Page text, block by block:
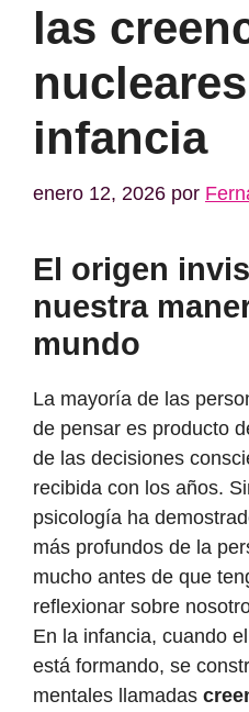
las
infancia
enero 12, 2026 por
El origen
nuestra
mundo
La mayoría de las
de pensar es producto
de las decisiones
recibida con los años.
psicología ha
más profundos de la
mucho antes de que
reflexionar sobre
En la infancia, cuando
está formando, se
mentales llamadas